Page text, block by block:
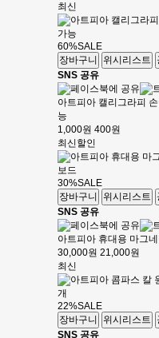
최신
60%SALE
장바구니
위시리스트
SNS 공유
아트피아 캘리그라피
능
1,000원 400원
최신할인
30%SALE
장바구니
위시리스트
SNS 공유
아트피아 휴대용 마그
30,000원 21,000원
최신
22%SALE
장바구니
위시리스트
SNS 공유